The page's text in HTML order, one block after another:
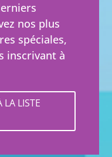
nos plus
spéciales,
inscrivant à
LA LISTE